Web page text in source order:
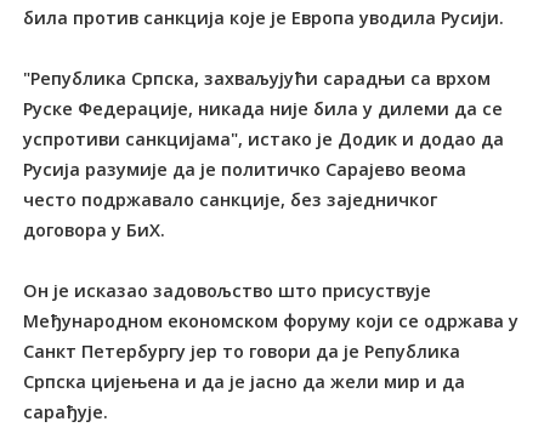
била против санкција које је Европа уводила Русији.
"Република Српска, захваљујући сарадњи са врхом
Руске Федерације, никада није била у дилеми да се
успротиви санкцијама", истако је Додик и додао да
Русија разумије да је политичко Сарајево веома
често подржавало санкције, без заједничког
договора у БиХ.
Он је исказао задовољство што присуствује
Међународном економском форуму који се одржава у
Санкт Петербургу јер то говори да је Република
Српска цијењена и да је јасно да жели мир и да
сарађује.